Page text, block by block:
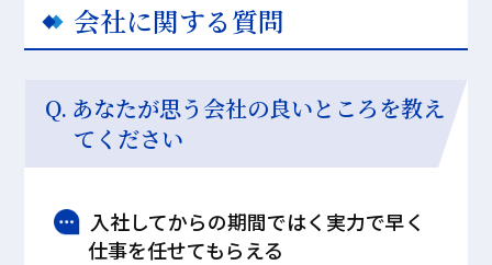
会社に関する質問
あなたが思う会社の良いところを教え
てください
入社してからの期間ではく実力で早く
仕事を任せてもらえる